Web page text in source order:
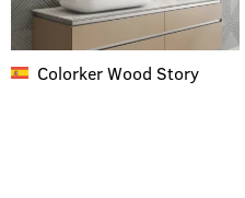
ColorkerWood Story